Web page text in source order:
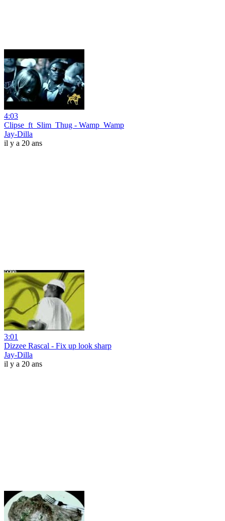
4:03
Clipse_ft_Slim_Thug - Wamp_Wamp
Jay-Dilla
il y a 20 ans
3:01
Dizzee Rascal - Fix up look sharp
Jay-Dilla
il y a 20 ans